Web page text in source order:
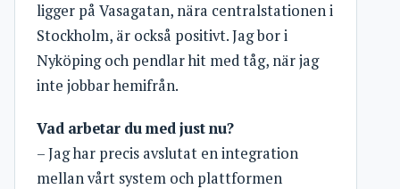
ligger på Vasagatan, nära centralstationen i
Stockholm, är också positivt. Jag bor i
Nyköping och pendlar hit med tåg, när jag
inte jobbar hemifrån.
Vad arbetar du med just nu?
– Jag har precis avslutat en integration
mellan vårt system och plattformen